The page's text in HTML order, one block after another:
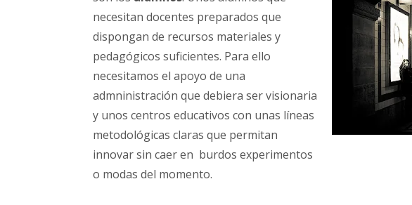
necesitan docentes preparados que
dispongan de recursos materiales y
pedagógicos suficientes. Para ello
necesitamos el apoyo de una
admninistración que debiera ser visionaria
y unos centros educativos con unas líneas
metodológicas claras que permitan
innovar sin caer en burdos experimentos
o modas del momento.